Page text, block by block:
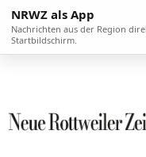
NRWZ als App
Nachrichten aus der Region
Startbildschirm.